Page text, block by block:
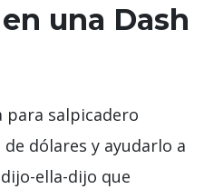
una Dash
para salpicadero
dólares y ayudarlo a
ella-dijo que